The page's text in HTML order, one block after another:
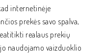
internetinėje
prekės savo spalva,
realaus prekių
naudojamo vaizduoklio